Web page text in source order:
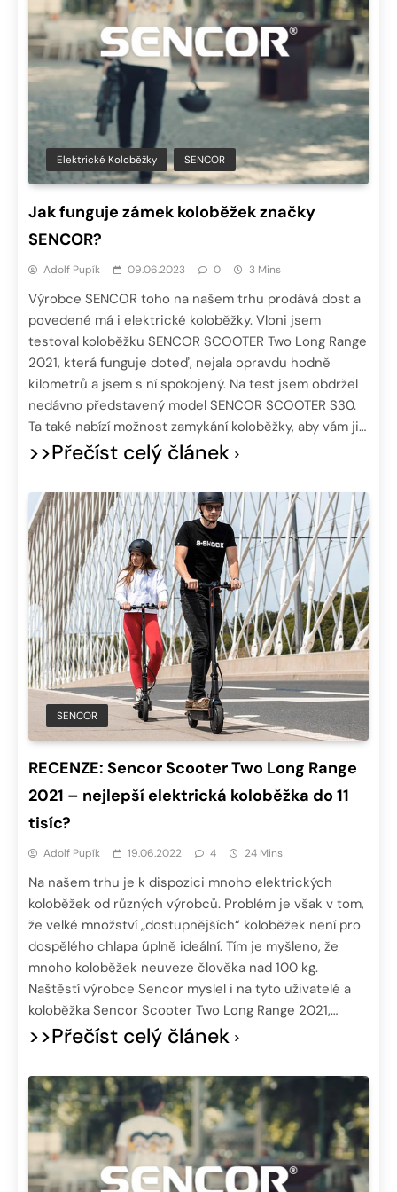
Elektrické Koloběžky SENCOR
Jak funguje zámek koloběžek značky
SENCOR?
Adolf Pupík 09.06.2023 0 3 Mins
Výrobce SENCOR toho na našem trhu prodává dost a
povedené má i elektrické koloběžky. Vloni jsem
testoval koloběžku SENCOR SCOOTER Two Long Range
2021, která funguje doteď, nejala opravdu hodně
kilometrů a jsem s ní spokojený. Na test jsem obdržel
nedávno představený model SENCOR SCOOTER S30.
Ta také nabízí možnost zamykání koloběžky, aby vám ji…
>>Přečíst celý článek
SENCOR
RECENZE: Sencor Scooter Two Long Range
2021 – nejlepší elektrická koloběžka do 11
tisíc?
Adolf Pupík 19.06.2022 4 24 Mins
Na našem trhu je k dispozici mnoho elektrických
koloběžek od různých výrobců. Problém je však v tom,
že velké množství „dostupnějších“ koloběžek není pro
dospělého chlapa úplně ideální. Tím je myšleno, že
mnoho koloběžek neuveze člověka nad 100 kg.
Naštěstí výrobce Sencor myslel i na tyto uživatelé a
koloběžka Sencor Scooter Two Long Range 2021,…
>>Přečíst celý článek